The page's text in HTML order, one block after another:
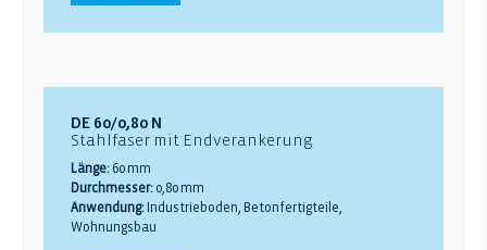
DE 60/0,80 N
Stahlfaser mit Endverankerung
Länge: 60 mm
Durchmesser: 0,80 mm
Anwendung: Industrieboden, Betonfertigteile,
Wohnungsbau